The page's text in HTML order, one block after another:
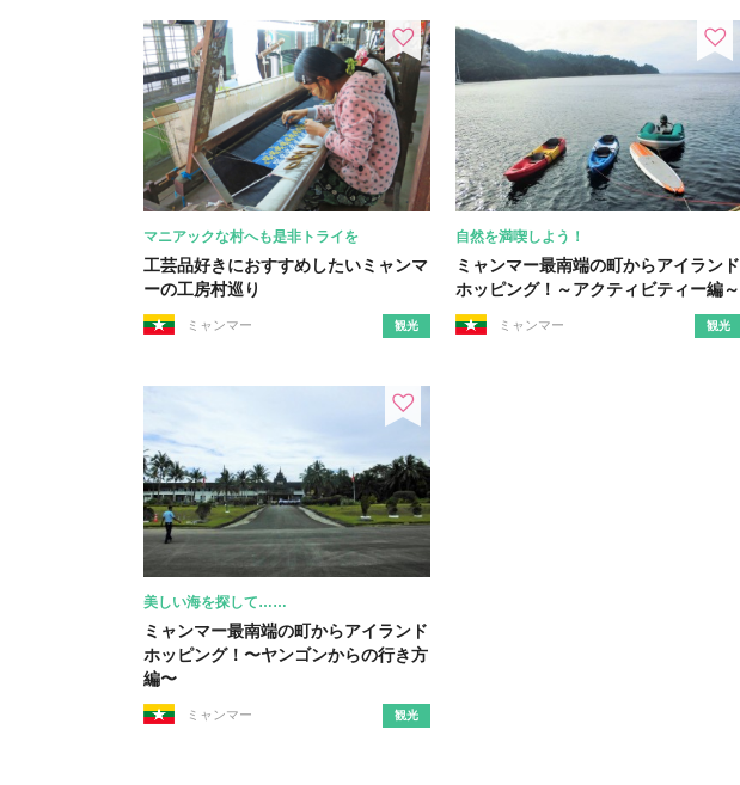
マニアックな村へも是非トライを
工芸品好きにおすすめしたいミャンマ
ーの工房村巡り
ミャンマー 観光
自然を満喫しよう！
ミャンマー最南端の町からアイランド
ホッピング！～アクティビティー編～
ミャンマー 観光
美しい海を探して……
ミャンマー最南端の町からアイランド
ホッピング！〜ヤンゴンからの行き方
編〜
ミャンマー 観光